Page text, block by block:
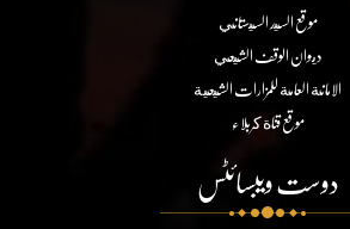
موقع السيد السيستاني
ديوان الوقف الشيعي
الامانة العامة للمزارات الشيعية
موقع قناة كربلاء
دوست ویبسائٹس